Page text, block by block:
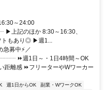
王子駅」よりバス15分
～24:00
ほか 8:30～16:30、
トもあり◎ ▶週1...
急募中⚡／
1日～・1日4時間～OK
距離感 ⏩フリーターやWワーカー
週1日からOK
副業・WワークOK